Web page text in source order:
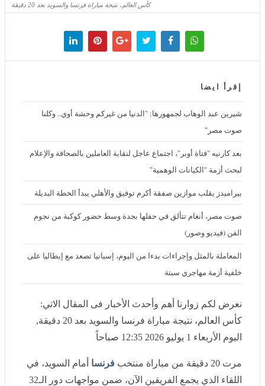
كأس العالم، نتيجة مباراة فرنسا والسويد بعد 20 دقيقة
إقرأ ايضا
شيرين عبد الوهاب لجمهورها: "الدنيا من غيركم وحشة أوي.. وكلنا صوت
مصر"
بعد كارنيه "فتاة أوبر"، اجتماع عاجل لنقابة العاملين بالصحافة والإعلام
لبحث أزمة "الكيانات الوهمية"
بيراميدز يقلب موازين صفقة أكرم توفيق والأهلي يبدأ الخطة البديلة
صوت مصر، أنغام تتألق في حفلها بجدة وسط حضور كوكبة من نجوم الفن
(فيديو وصور)
المعاملة بالمثل وإجراءات بدءا من اليوم، إسبانيا تصعد مع إيطاليا على
خلفية أزمة مهاجري سبتة
نعرض لكم زوارنا أهم وأحدث الأخبار فى المقال الاتي:
كأس العالم، نتيجة مباراة فرنسا والسويد بعد 20 دقيقة, اليوم
الأربعاء 1 يوليو 2026 12:35 صباحاً
مرت 20 دقيقة من مباراة منتخب فرنساأمام السويد، في
اللقاء الذي يجمع الفريقين الآن، ضمن مواجهات دور الـ32 في